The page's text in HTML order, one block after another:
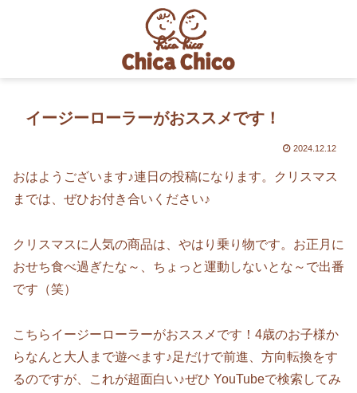
イージーローラーがおススメです！
2024.12.12
おはようございます♪連日の投稿になります。クリスマス
までは、ぜひお付き合いください♪
クリスマスに人気の商品は、やはり乗り物です。お正月に
おせち食べ過ぎたな～、ちょっと運動しないとな～で出番
です（笑）
こちらイージーローラーがおススメです！4歳のお子様か
らなんと大人まで遊べます♪足だけで前進、方向転換をす
るのですが、これが超面白い♪ぜひ YouTubeで検索してみ